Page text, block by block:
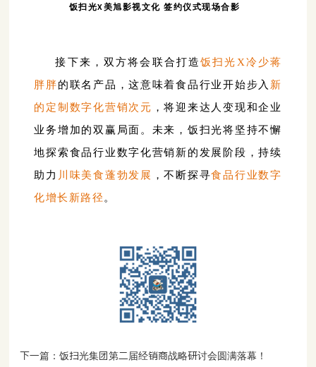
饭扫光X美旭影视文化 签约仪式现场合影
接下来，双方将会联合打造饭扫光X冷少蒋
胖胖的联名产品，这意味着食品行业开始步入 新
的定制数字化营销次元 ，将迎来达人变现和企业
业务增加的双赢局面。未来，饭扫光将坚持不懈
地探索食品行业数字化营销新的发展阶段，持续
助力 川味美食蓬勃发展 ，不 断探寻食品行业数字
化增长新路径 。
下一篇：饭扫光集团第二届经销商战略研讨会圆满落幕！